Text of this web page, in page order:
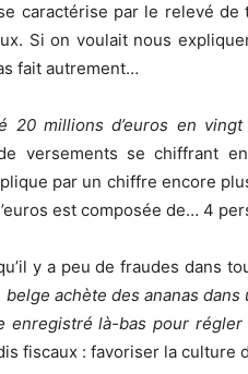
caractérise par le relevé de
Si on voulait nous
fait autrement…
20 millions d’euros en vingt
versements se chiffrant
par un chiffre encore
est composée de… 4
y a peu de fraudes dans
achète des ananas
enregistré là-bas pour
fiscaux : favoriser la culture